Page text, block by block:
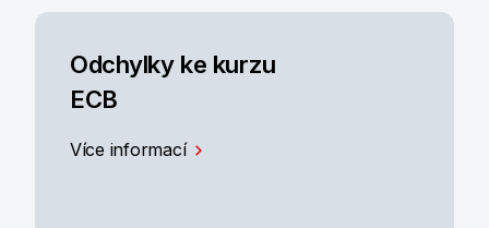
Odchylky ke kurzu
ECB
Více informací